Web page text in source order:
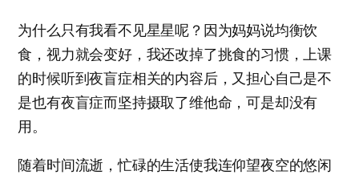
为什么只有我看不见星星呢？因为妈妈说均衡饮
食，视力就会变好，我还改掉了挑食的习惯，上课
的时候听到夜盲症相关的内容后，又担心自己是不
是也有夜盲症而坚持摄取了维他命，可是却没有
用。
随着时间流逝，忙碌的生活使我连仰望夜空的悠闲